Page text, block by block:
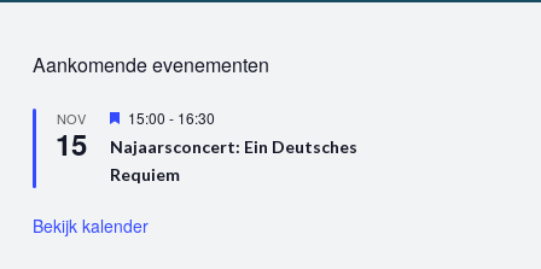
Aankomende evenementen
NOV
15
U
t
g
i
15:00 - 16:30
Najaarsconcert: Ein Deutsches
Requiem
Bekijk kalender